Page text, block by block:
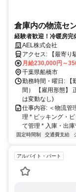
倉庫内の物流セ
経験者歓迎！冷暖房完
AEL株式会社
アクセス: 【最寄り駅】 * 京葉線二俣新町駅徒歩15分 * JR総武線・JR
武蔵野線・東京メ
歩25分 【交通】 * 交通費全額支給（ガソリン代支給） * マイカー、
バイク通勤OK * 自
月給230,000円～
千葉県船橋市
勤務時間・曜日: 【
間） 【雇用形態】
は変動なし)
仕事内容: ＜物流管
理 * ピッキング・
て管理 * 入庫・出
固定時間制 交通費支給
アルバイト・パート